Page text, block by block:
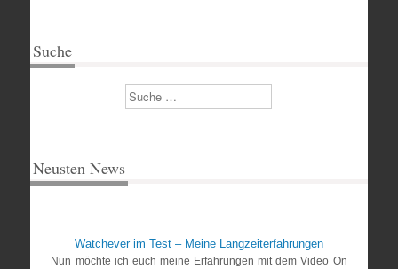
Suche
Suchen
Neusten News
Watchever im Test – Meine Langzeiterfahrungen
Nun möchte ich euch meine Erfahrungen mit dem Video On